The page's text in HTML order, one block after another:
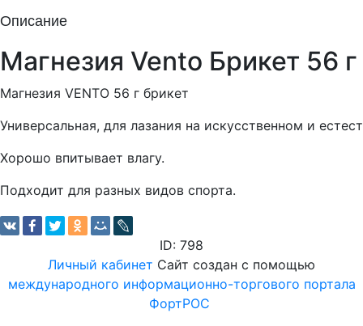
Описание
Магнезия Vento Брикет 56 г
Магнезия VENTO 56 г брикет
Универсальная, для лазания на искусственном и
Хорошо впитывает влагу.
Подходит для разных видов спорта.
ID: 798
Личный кабинет Сайт создан с помощью
международного информационно-торгового портала
ФортРОС